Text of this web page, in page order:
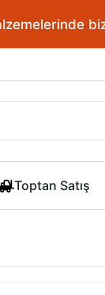
Toptan Satış